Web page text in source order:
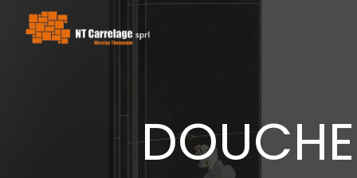
DOUCHE
Panneau de gestion des cookies